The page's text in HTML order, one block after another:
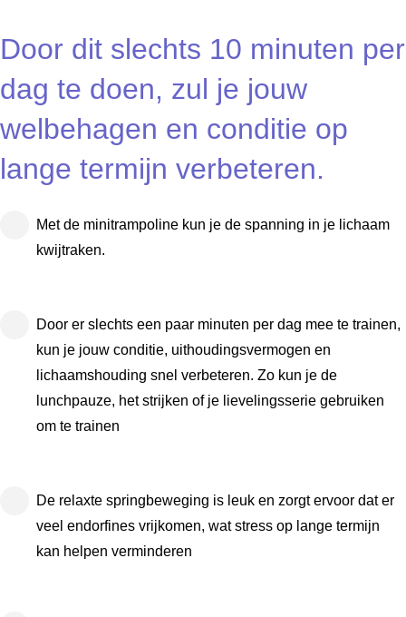
Door dit slechts 10 minuten per
dag te doen, zul je jouw
welbehagen en conditie op
lange termijn verbeteren.
Met de minitrampoline kun je de spanning in je lichaam
kwijtraken.
Door er slechts een paar minuten per dag mee te trainen,
kun je jouw conditie, uithoudingsvermogen en
lichaamshouding snel verbeteren. Zo kun je de
lunchpauze, het strijken of je lievelingsserie gebruiken
om te trainen
De relaxte springbeweging is leuk en zorgt ervoor dat er
veel endorfines vrijkomen, wat stress op lange termijn
kan helpen verminderen